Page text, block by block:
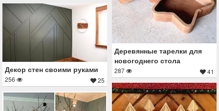
Деревянные тарелки для
новогоднего стола
287 41
Декор стен своими руками
256 25